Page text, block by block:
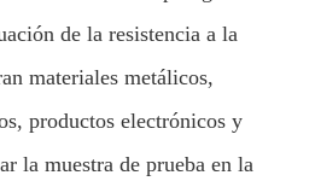
de la resistencia a la
materiales metálicos,
productos electrónicos y
la muestra de prueba en la